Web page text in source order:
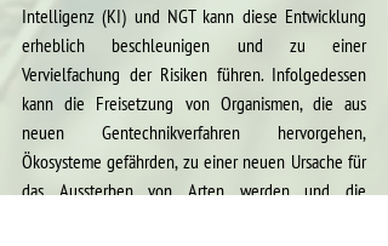
Intelligenz (KI) und NGT kann diese Entwicklung
erheblich beschleunigen und zu einer
Vervielfachung der Risiken führen. Infolgedessen
kann die Freisetzung von Organismen, die aus
neuen Gentechnikverfahren hervorgehen,
Ökosysteme gefährden, zu einer neuen Ursache für
das Aussterben von Arten werden und die